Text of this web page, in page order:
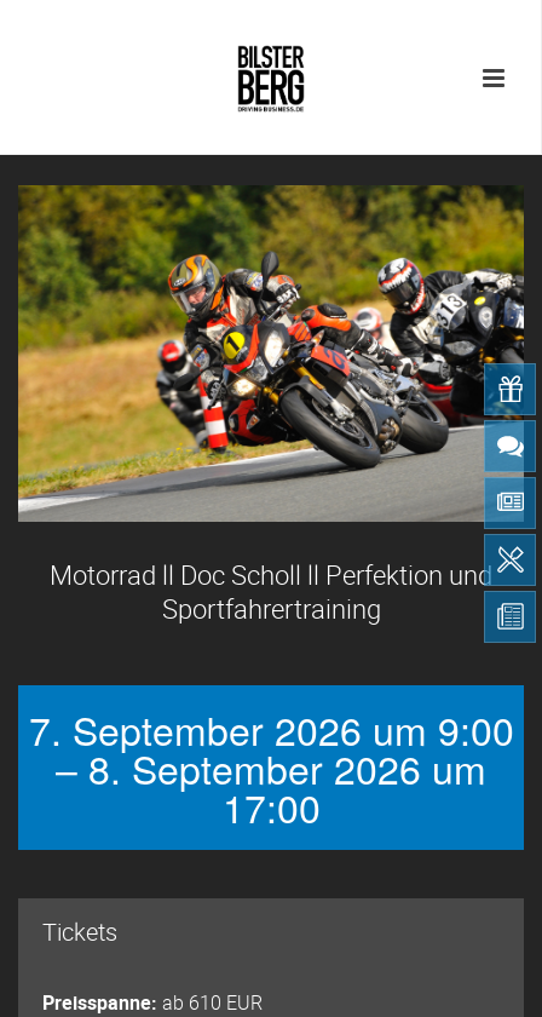
Motorrad ll Doc Scholl ll Perfektion und
Sportfahrertraining
7. September 2026 um 9:00
– 8. September 2026 um
17:00
Tickets
Preisspanne: ab 610 EUR